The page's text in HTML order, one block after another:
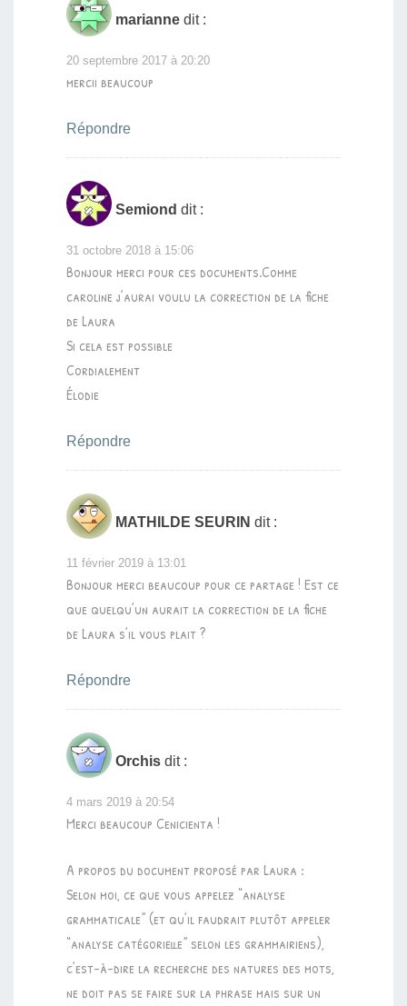
marianne dit :
20 septembre 2017 à 20:20
mercii beaucoup
Répondre
Semiond dit :
31 octobre 2018 à 15:06
Bonjour merci pour ces documents.Comme
caroline j’aurai voulu la correction de la fiche
de Laura
Si cela est possible
Cordialement
Élodie
Répondre
MATHILDE SEURIN dit :
11 février 2019 à 13:01
Bonjour merci beaucoup pour ce partage ! Est ce
que quelqu’un aurait la correction de la fiche
de Laura s’il vous plait ?
Répondre
Orchis dit :
4 mars 2019 à 20:54
Merci beaucoup Cenicienta !
A propos du document proposé par Laura :
Selon moi, ce que vous appelez “analyse
grammaticale” (et qu’il faudrait plutôt appeler
“analyse catégorielle” selon les grammairiens),
c’est-à-dire la recherche des natures des mots,
ne doit pas se faire sur la phrase mais sur un